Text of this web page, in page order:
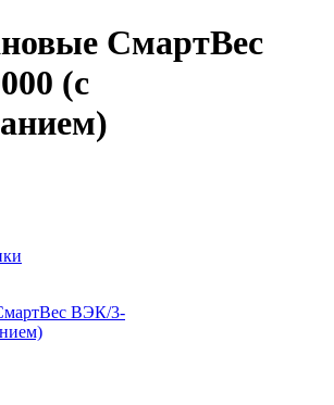
СмартВес
(с